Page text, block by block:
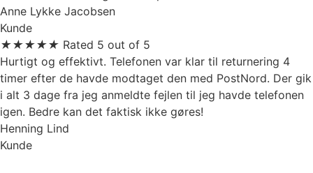
Anne Lykke Jacobsen
Kunde
★★★★★ Rated 5 out of 5
Hurtigt og effektivt. Telefonen var klar til returnering 4
timer efter de havde modtaget den med PostNord. Der gik
i alt 3 dage fra jeg anmeldte fejlen til jeg havde telefonen
igen. Bedre kan det faktisk ikke gøres!
Henning Lind
Kunde